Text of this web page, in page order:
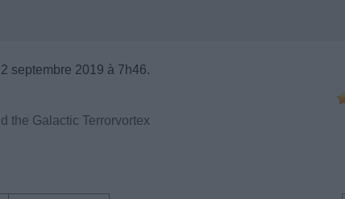
septembre 2019 à 7h46.
the Galactic Terrorvortex